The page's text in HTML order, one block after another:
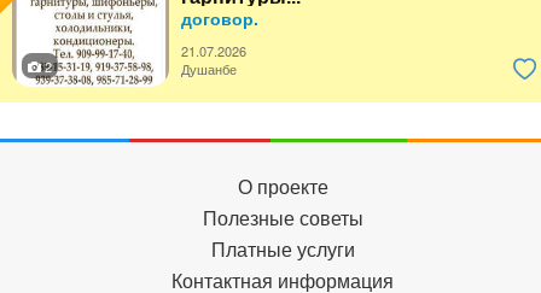
договор.
21.07.2026
2
Душанбе
О проекте
Полезные советы
Платные услуги
Контактная информация